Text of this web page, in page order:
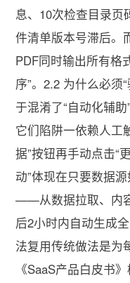
息、10次检查目录
件清单版本号滞后。
PDF同时输出所有格
序”。2.2 为什么必须
于混淆了“自动化辅
它们陷阱一依赖人工
据”按钮再手动点击“
动”体现在只要数据
——从数据拉取、内
后2小时内自动生成
法复用传统做法是为
《SaaS产品白皮书